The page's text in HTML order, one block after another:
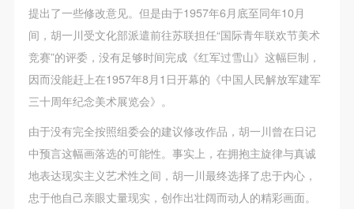
提出了一些修改意见。但是由于1957年6月底至同年10月
间，胡一川受文化部派遣前往苏联担任“国际青年联欢节美术
竞赛”的评委，没有足够时间完成《红军过雪山》这幅巨制，
因而没能赶上在1957年8月1日开幕的《中国人民解放军建军
三十周年纪念美术展览会》。
由于没有完全按照组委会的建议修改作品，胡一川曾在日记
中预言这幅画落选的可能性。事实上，在拥抱主旋律与真诚
地表达现实主义艺术性之间，胡一川最终选择了忠于内心，
忠于他自己亲眼丈量现实，创作出壮阔而动人的精彩画面。